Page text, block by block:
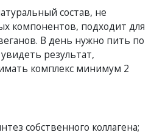
состав, не
компонентов, подходит для
В день нужно пить по
результат,
комплекс минимум 2
собственного коллагена;